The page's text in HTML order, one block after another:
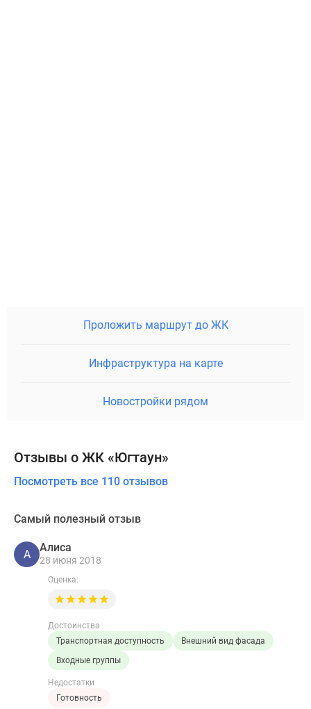
Проложить маршрут до ЖК
Инфраструктура на карте
Новостройки рядом
Отзывы о ЖК «Югтаун»
Посмотреть все 110 отзывов
Самый полезный отзыв
А
Алиса
28 июня 2018
Оценка:
Достоинства
Транспортная доступность
Внешний вид фасада
Входные группы
Недостатки
Готовность